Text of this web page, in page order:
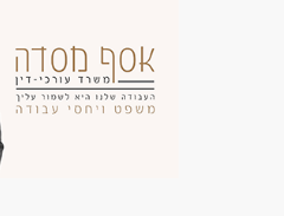
משרה חלקית
עבודת משמרות